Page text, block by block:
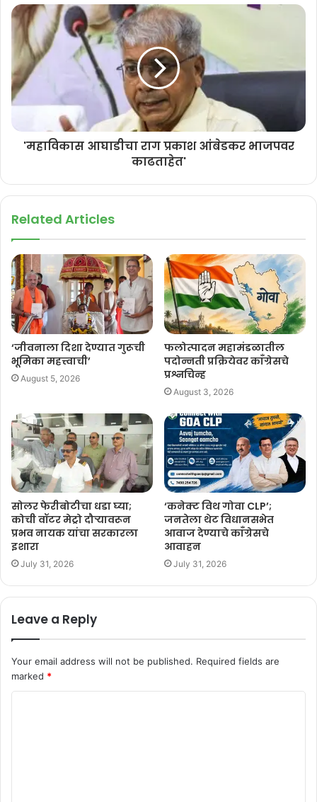
गोवा हे ड्रग्ज डेस्टिनेशन बनल्याने गोमंतकीय भयभीत झाले आहेत. शेतजमिनीचे
मोठ्या प्रमाणावर रूपांतरण झाल्याने गोमंतकीयांचे अस्तित्वच धोक्यात आले आहे,
गेल्या 10 वर्षात भाजपच्या राजवटीत सहकार क्षेत्र कोसळल्याने चिंतेंचे वातावरण
आहे. या सर्व मुद्द्यांवर तसेच भाजपकडून देशाच्या संविधानाला निर्माण झालेला धोका
यावर चर्चा करू, असे काँग्रेसचे उत्तर गोव्याचे उमेदवार ॲड. रमाकांत खलप यांनी
भाजपला आव्हान दिले आहे.
'महाविकास आघाडीचा राग प्रकाश आंबेडकर भाजपवर
काढताहेत'
Related Articles
‘जीवनाला दिशा देण्यात गुरूची
भूमिका महत्त्वाची’
August 5, 2026
फलोत्पादन महामंडळातील
पदोन्नती प्रक्रियेवर काँग्रेसचे
प्रश्नचिन्ह
August 3, 2026
सोलर फेरीबोटीचा धडा घ्या;
कोची वॉटर मेट्रो दौऱ्यावरून
प्रभव नायक यांचा सरकारला
इशारा
July 31, 2026
‘कनेक्ट विथ गोवा CLP’;
जनतेला थेट विधानसभेत
आवाज देण्याचे काँग्रेसचे
आवाहन
July 31, 2026
Leave a Reply
Your email address will not be published. Required fields are
marked *